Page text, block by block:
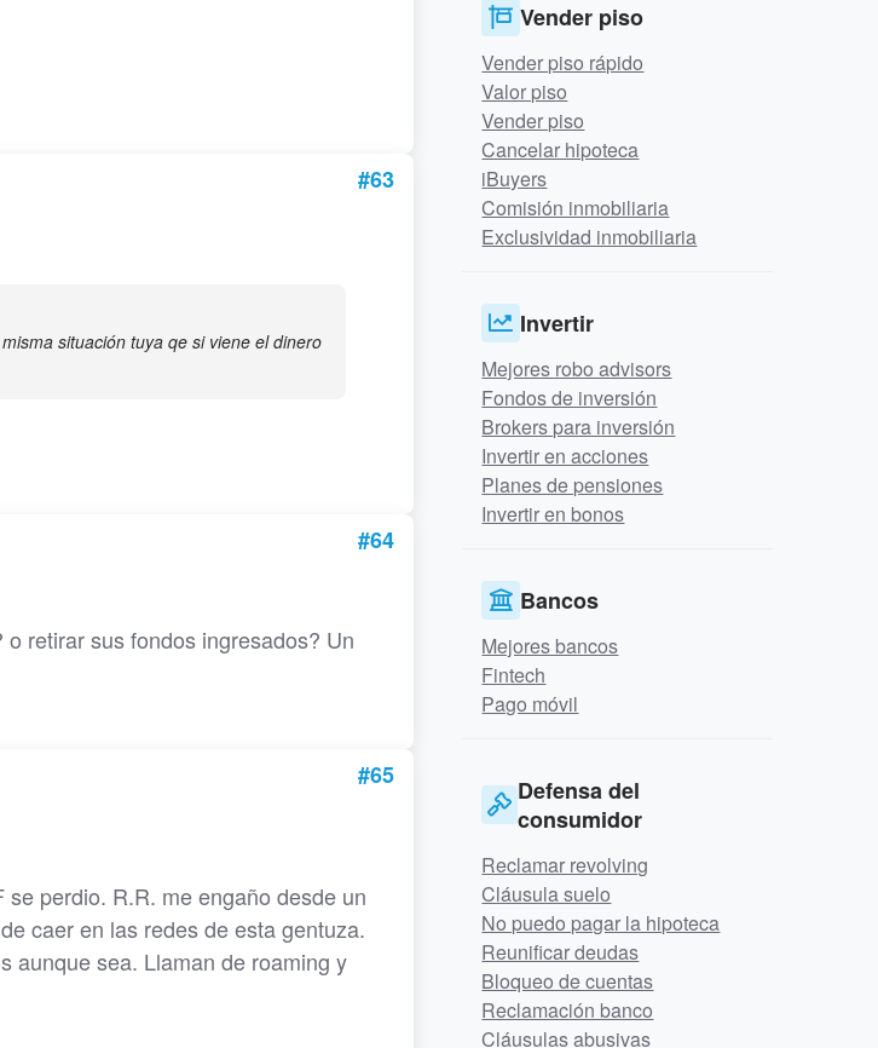
#63
situación tuya qe si viene el dinero
#64
retirar sus fondos ingresados? Un
#65
perdio. R.R. me engaño desde un
caer en las redes de esta gentuza.
aunque sea. Llaman de roaming y
Vender piso
Vender piso rápido
Valor piso
Vender piso
Cancelar hipoteca
iBuyers
Comisión inmobiliaria
Exclusividad inmobiliaria
Invertir
Mejores robo advisors
Fondos de inversión
Brokers para inversión
Invertir en acciones
Planes de pensiones
Invertir en bonos
Bancos
Mejores bancos
Fintech
Pago móvil
Defensa del
consumidor
Reclamar revolving
Cláusula suelo
No puedo pagar la hipoteca
Reunificar deudas
Bloqueo de cuentas
Reclamación banco
Cláusulas abusivas